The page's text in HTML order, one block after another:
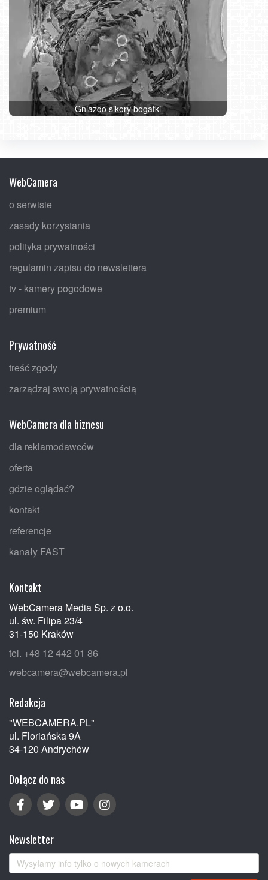
Gniazdo sikory bogatki
WebCamera
o serwisie
zasady korzystania
polityka prywatności
regulamin zapisu do newslettera
tv - kamery pogodowe
premium
Prywatność
treść zgody
zarządzaj swoją prywatnością
WebCamera dla biznesu
dla reklamodawców
oferta
gdzie oglądać?
kontakt
referencje
kanały FAST
Kontakt
WebCamera Media Sp. z o.o.
ul. św. Filipa 23/4
31-150 Kraków
tel. +48 12 442 01 86
webcamera@webcamera.pl
Redakcja
"WEBCAMERA.PL"
ul. Floriańska 9A
34-120 Andrychów
Dołącz do nas
Newsletter